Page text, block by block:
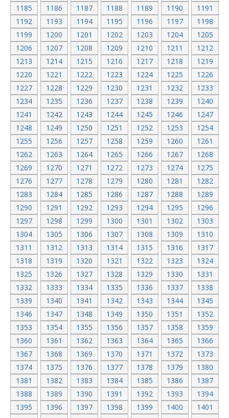
1185
1186 1187 1188 1189 1190
1191
1192
1193 1194 1195 1196 1197
1198
1199
1200 1201 1202 1203 1204
1205
1206
1207 1208 1209 1210 1211
1212
1213
1214 1215 1216 1217 1218
1219
1220
1221 1222 1223 1224 1225
1226
1227
1228 1229 1230 1231 1232
1233
1234
1235 1236 1237 1238 1239
1240
1241
1242 1243 1244 1245 1246
1247
1248
1249 1250 1251 1252 1253
1254
1255
1256 1257 1258 1259 1260
1261
1262
1263 1264 1265 1266 1267
1268
1269
1270 1271 1272 1273 1274
1275
1276
1277 1278 1279 1280 1281
1282
1283
1284 1285 1286 1287 1288
1289
1290
1291 1292 1293 1294 1295
1296
1297
1298 1299 1300 1301 1302
1303
1304
1305 1306 1307 1308 1309
1310
1311
1312 1313 1314 1315 1316
1317
1318
1319 1320 1321 1322 1323
1324
1325
1326 1327 1328 1329 1330
1331
1332
1333 1334 1335 1336 1337
1338
1339
1340 1341 1342 1343 1344
1345
1346
1347 1348 1349 1350 1351
1352
1353
1354 1355 1356 1357 1358
1359
1360
1361 1362 1363 1364 1365
1366
1367
1368 1369 1370 1371 1372
1373
1374
1375 1376 1377 1378 1379
1380
1381
1382 1383 1384 1385 1386
1387
1388
1389 1390 1391 1392 1393
1394
1395
1396 1397 1398 1399 1400
1401